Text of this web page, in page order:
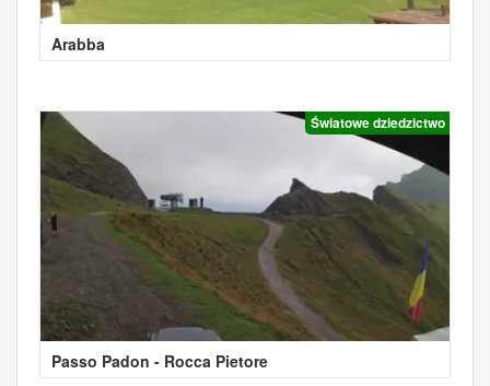
Arabba
Światowe dziedzictwo
Passo Padon - Rocca Pietore